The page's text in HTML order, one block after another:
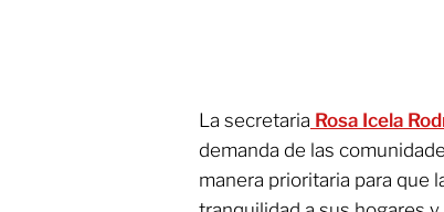
La secretaria Rosa Icela
demanda de las
manera prioritaria para que